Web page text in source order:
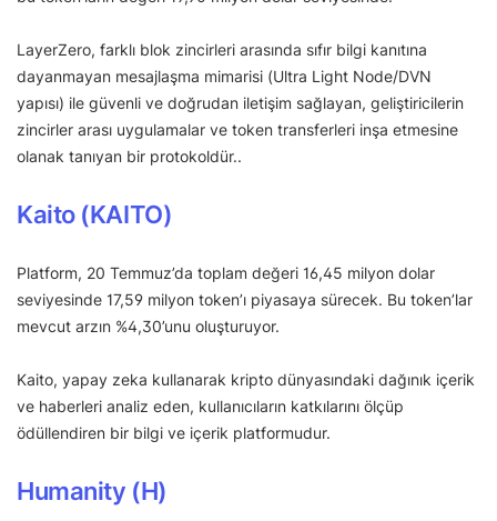
LayerZero, farklı blok zincirleri arasında sıfır bilgi kanıtına
dayanmayan mesajlaşma mimarisi (Ultra Light Node/DVN
yapısı) ile güvenli ve doğrudan iletişim sağlayan, geliştiricilerin
zincirler arası uygulamalar ve token transferleri inşa etmesine
olanak tanıyan bir protokoldür..
Kaito (KAITO)
Platform, 20 Temmuz’da toplam değeri 16,45 milyon dolar
seviyesinde 17,59 milyon token’ı piyasaya sürecek. Bu token’lar
mevcut arzın %4,30’unu oluşturuyor.
Kaito, yapay zeka kullanarak kripto dünyasındaki dağınık içerik
ve haberleri analiz eden, kullanıcıların katkılarını ölçüp
ödüllendiren bir bilgi ve içerik platformudur.
Humanity (H)